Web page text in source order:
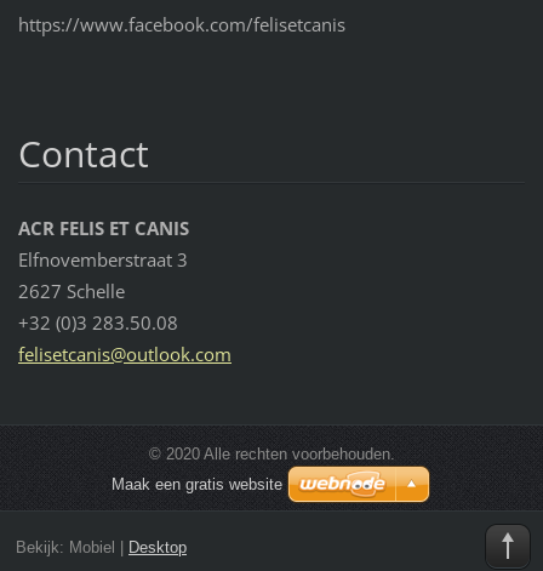
https://www.facebook.com/felisetcanis
Contact
ACR FELIS ET CANIS
Elfnovemberstraat 3
2627 Schelle
+32 (0)3 283.50.08
felisetcanis@outlook.com
© 2020 Alle rechten voorbehouden.
Maak een gratis website
Bekijk: Mobiel Desktop